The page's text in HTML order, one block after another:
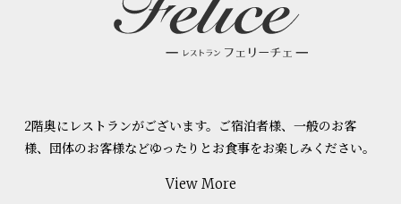
2階奥にレストランがございます。ご宿泊者様、一般のお客
様、団体のお客様などゆったりとお食事をお楽しみください。
View More